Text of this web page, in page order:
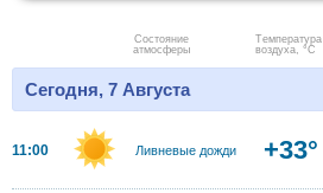
Состояние
атмосферы
Температура
воздуха, °C
Сегодня, 7 Августа
11:00 Ливневые дожди +33°